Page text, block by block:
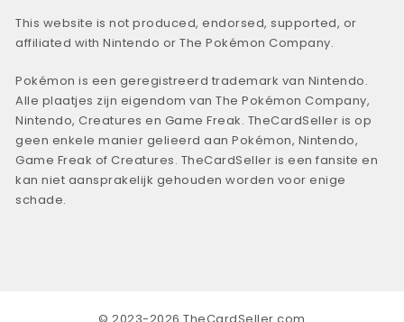
This website is not produced, endorsed, supported, or
affiliated with Nintendo or The Pokémon Company.
Pokémon is een geregistreerd trademark van Nintendo.
Alle plaatjes zijn eigendom van The Pokémon Company,
Nintendo, Creatures en Game Freak. TheCardSeller is op
geen enkele manier gelieerd aan Pokémon, Nintendo,
Game Freak of Creatures. TheCardSeller is een fansite en
kan niet aansprakelijk gehouden worden voor enige
schade.
© 2023-2026 TheCardSeller.com